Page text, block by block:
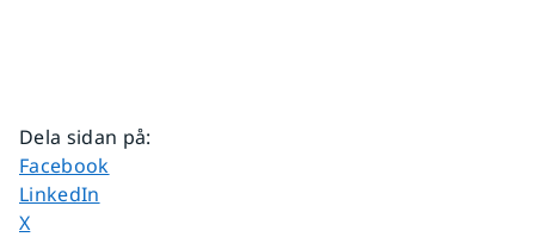
Dela sidan på:
Dela sidan på
Facebook
Dela sidan på
LinkedIn
Dela sidan på
X